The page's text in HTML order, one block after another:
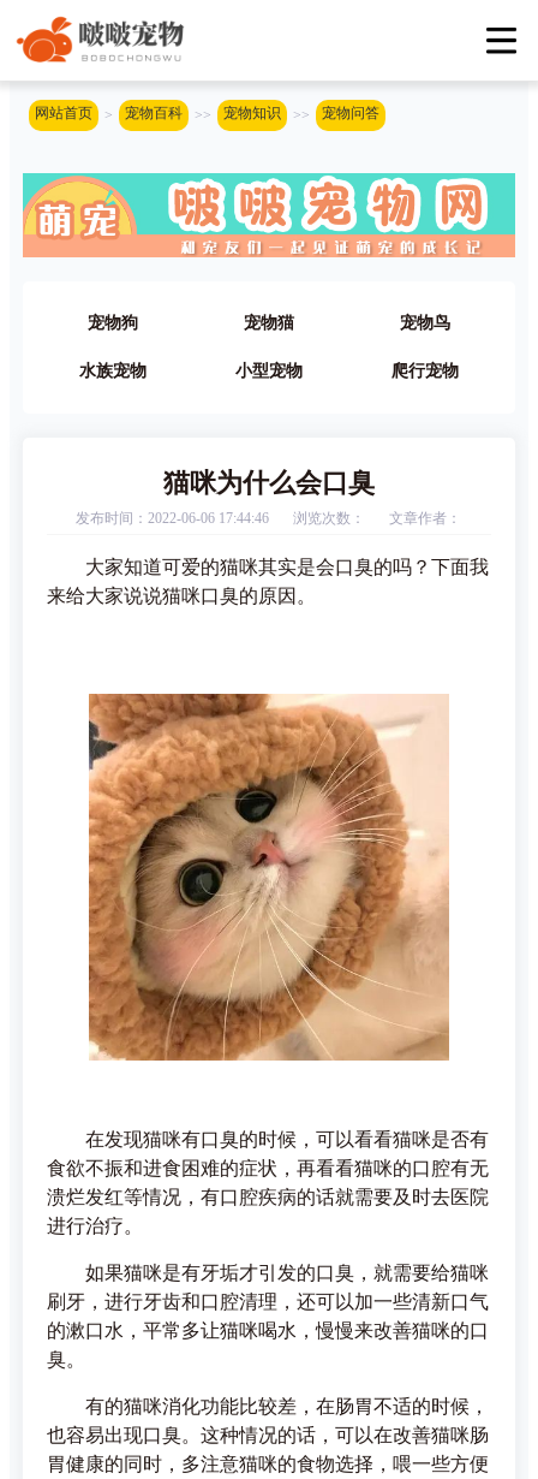
网站首页 > 宠物百科 >> 宠物知识 >> 宠物问答
宠物狗 宠物猫 宠物鸟
水族宠物 小型宠物 爬行宠物
猫咪为什么会口臭
发布时间：2022-06-06 17:44:46 浏览次数： 文章作者：
大家知道可爱的猫咪其实是会口臭的吗？下面我
来给大家说说猫咪口臭的原因。
在发现猫咪有口臭的时候，可以看看猫咪是否有
食欲不振和进食困难的症状，再看看猫咪的口腔有无
溃烂发红等情况，有口腔疾病的话就需要及时去医院
进行治疗。
如果猫咪是有牙垢才引发的口臭，就需要给猫咪
刷牙，进行牙齿和口腔清理，还可以加一些清新口气
的漱口水，平常多让猫咪喝水，慢慢来改善猫咪的口
臭。
有的猫咪消化功能比较差，在肠胃不适的时候，
也容易出现口臭。这种情况的话，可以在改善猫咪肠
胃健康的同时，多注意猫咪的食物选择，喂一些方便